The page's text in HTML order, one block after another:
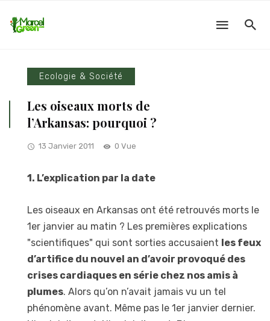
Ecologie & Société
Les oiseaux morts de
l’Arkansas: pourquoi ?
13 Janvier 2011 0 Vue
1. L’explication par la date
Les oiseaux en Arkansas ont été retrouvés morts le
1er janvier au matin ? Les premières explications
"scientifiques" qui sont sorties accusaient les feux
d’artifice du nouvel an d’avoir provoqué des
crises cardiaques en série chez nos amis à
plumes. Alors qu’on n’avait jamais vu un tel
phénomène avant. Même pas le 1er janvier dernier.